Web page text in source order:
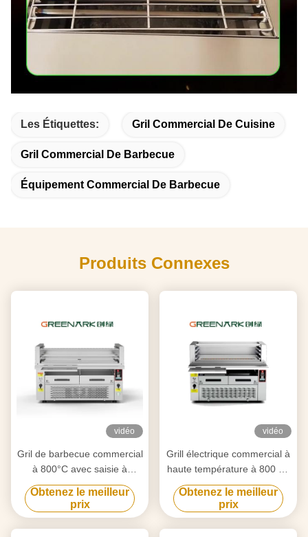
Les Étiquettes: Gril Commercial De Cuisine
Gril Commercial De Barbecue
Équipement Commercial De Barbecue
Produits Connexes
vidéo
Gril de barbecue commercial
à 800°C avec saisie à
double zone
Obtenez le meilleur
prix
vidéo
Grill électrique commercial à
haute température à 800 °C
6,5 kW certifié CE
Obtenez le meilleur
prix